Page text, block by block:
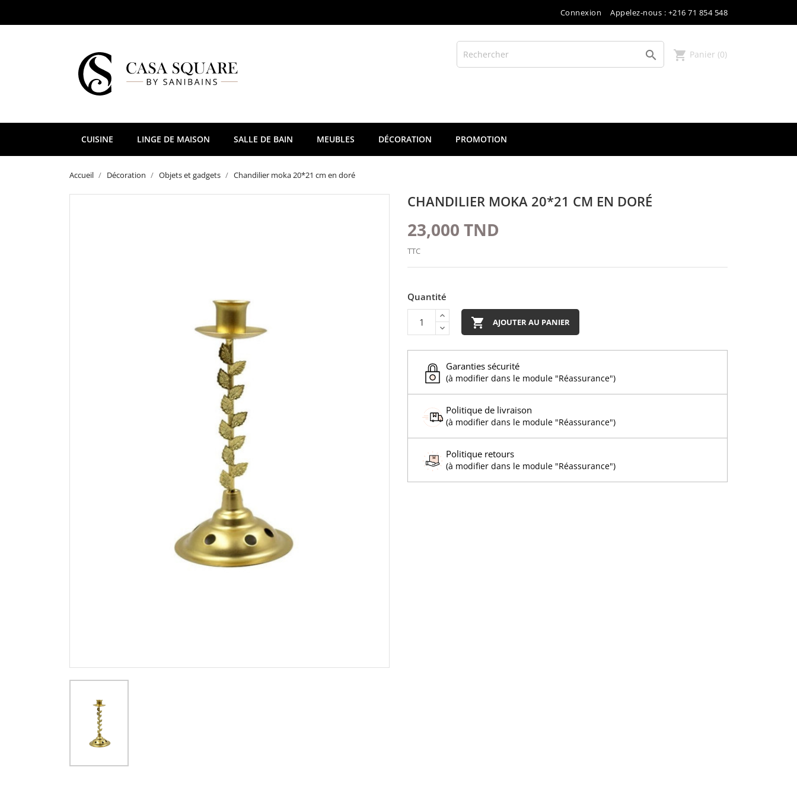
Connexion Appelez-nous : +216 71 854 548
shopping_cart Panier (0)

CUISINE LINGE DE MAISON SALLE DE BAIN MEUBLES DÉCORATION PROMOTION
Accueil Décoration Objets et gadgets Chandilier moka 20*21 cm en doré
CHANDILIER MOKA 20*21 CM EN DORÉ
23,000 TND
TTC
Quantité
 AJOUTER AU PANIER
Garanties sécurité
(à modifier dans le module "Réassurance")
Politique de livraison
(à modifier dans le module "Réassurance")
Politique retours
(à modifier dans le module "Réassurance")